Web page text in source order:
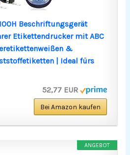
100H Beschriftungsgerät
Etikettendrucker mit ABC
&
| Ideal fürs
52,77 EUR
Bei Amazon kaufen
ANGEBOT